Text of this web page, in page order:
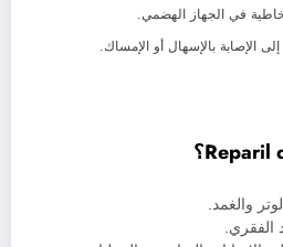
في الجهاز الهضمي.
الإصابة بالإسهال أو الإمساك.
والغمد.
الفقري.